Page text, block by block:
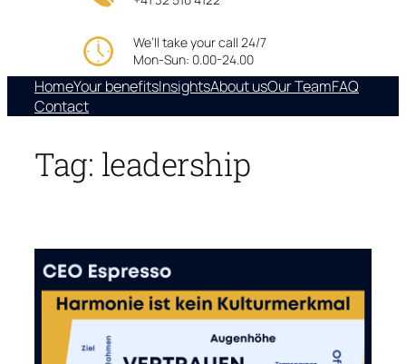
We’ll take your call 24/7
Mon-Sun: 0.00-24.00
HomeYour benefitsInsightsAbout usOur TeamFAQ
Contact
Tag: leadership